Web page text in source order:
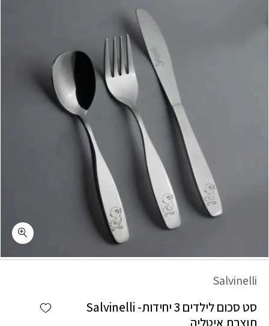
Salvinelli
wishlist
סט סכום לילדים 3 יחידות- Salvinelli
תוצרת איטליה